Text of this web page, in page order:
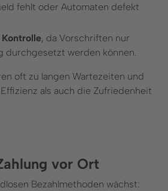
fehlt oder Automaten defekt
, da Vorschriften nur
durchgesetzt werden können.
oft zu langen Wartezeiten und
als auch die Zufriedenheit
vor Ort
Bezahlmethoden wächst: